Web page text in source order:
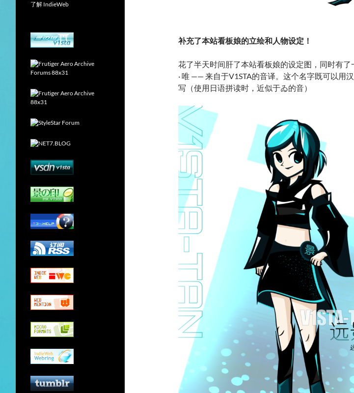
补充了本站看板娘的立绘和人物设定！
花了半天时间肝了本站看板娘的设定图，同时有
· 唯 —— 来自于V1STA的音译。这个名字既可以用
写（使用日语拼读时，近似于ゐ的音）
了解 IndieWeb